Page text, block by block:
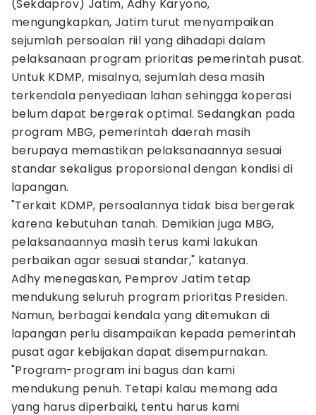
(Sekdaprov) Jatim, Adhy Karyono,
mengungkapkan, Jatim turut menyampaikan
sejumlah persoalan riil yang dihadapi dalam
pelaksanaan program prioritas pemerintah pusat.
Untuk KDMP, misalnya, sejumlah desa masih
terkendala penyediaan lahan sehingga koperasi
belum dapat bergerak optimal. Sedangkan pada
program MBG, pemerintah daerah masih
berupaya memastikan pelaksanaannya sesuai
standar sekaligus proporsional dengan kondisi di
lapangan.
"Terkait KDMP, persoalannya tidak bisa bergerak
karena kebutuhan tanah. Demikian juga MBG,
pelaksanaannya masih terus kami lakukan
perbaikan agar sesuai standar," katanya.
Adhy menegaskan, Pemprov Jatim tetap
mendukung seluruh program prioritas Presiden.
Namun, berbagai kendala yang ditemukan di
lapangan perlu disampaikan kepada pemerintah
pusat agar kebijakan dapat disempurnakan.
"Program-program ini bagus dan kami
mendukung penuh. Tetapi kalau memang ada
yang harus diperbaiki, tentu harus kami